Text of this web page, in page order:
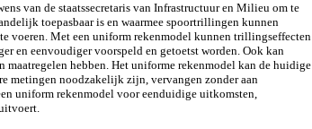
van de staatssecretaris van Infrastructuur en Milieu om te
toepasbaar is en waarmee spoortrillingen kunnen
voeren. Met een uniform rekenmodel kunnen trillingseffecten
en eenvoudiger voorspeld en getoetst worden. Ook kan
maatregelen hebben. Het uniforme rekenmodel kan de huidige
metingen noodzakelijk zijn, vervangen zonder aan
uniform rekenmodel voor eenduidige uitkomsten,